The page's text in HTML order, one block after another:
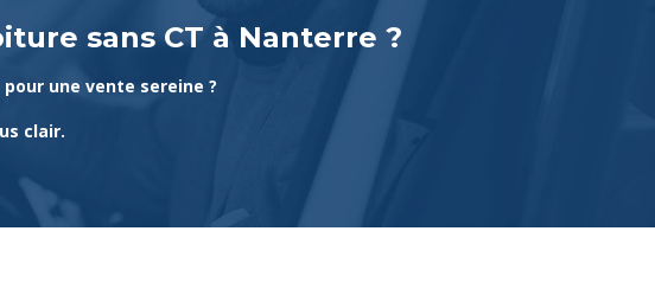
sans CT à Nanterre ?
une vente sereine ?
clair.